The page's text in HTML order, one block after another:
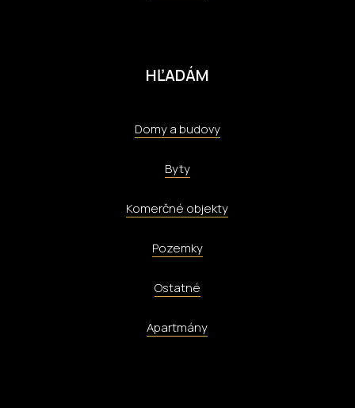
HĽADÁM
Domy a budovy
Byty
Komerčné objekty
Pozemky
Ostatné
Apartmány